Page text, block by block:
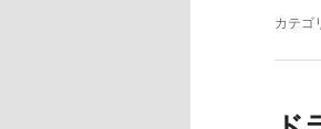
カテゴ